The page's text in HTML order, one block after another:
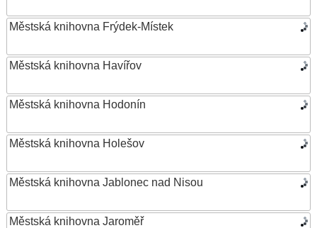
Městská knihovna Frýdek-Místek
Městská knihovna Havířov
Městská knihovna Hodonín
Městská knihovna Holešov
Městská knihovna Jablonec nad Nisou
Městská knihovna Jaroměř